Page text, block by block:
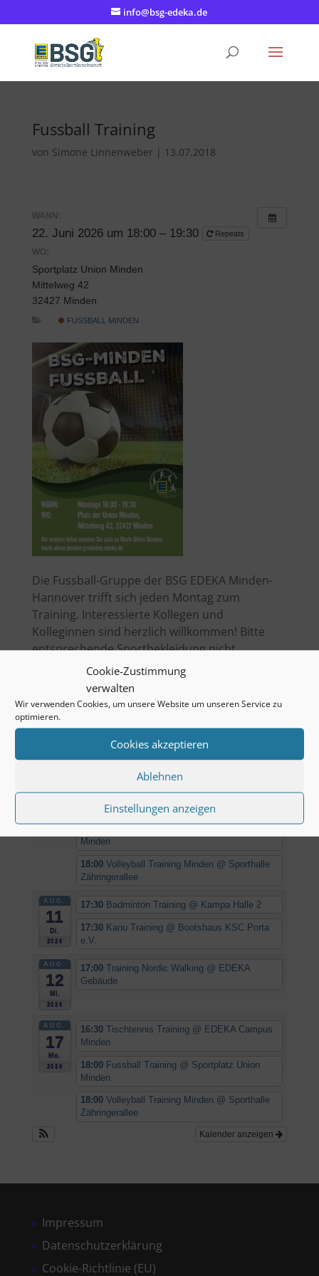
Cookie-Zustimmung
verwalten
Wir verwenden Cookies, um unsere Website um unseren Service zu
optimieren.
Cookies akzeptieren
Ablehnen
Einstellungen anzeigen
info@bsg-edeka.de
Fussball Training
von Simone Linnenweber | 13.07.2018
WANN:
22. Juni 2026 um 18:00 – 19:30 Repeats
WO:
Sportplatz Union Minden
Mittelweg 42
32427 Minden
FUSSBALL MINDEN
Die Fussball-Gruppe der BSG EDEKA Minden-
Hannover trifft sich jeden Montag zum
Training. Interessierte Kollegen und
Kolleginnen sind herzlich willkommen! Bitte
entsprechende Sportbekleidung nicht
vergessen.
Kommende Termine
2026
16:30Boule Training@ Kirche
Kuhlenkamp/Minderheide
16:30Tischtennis Training@ EDEKA Campus
Minden
Minden
18:00Volleyball Training Minden @ Sporthalle
Zähringerallee
AUG.
11
Di.
2026
17:30 Badminton Training @ Kampa Halle 2
17:30 Kanu Training @ Bootshaus KSC Porta
e.V.
AUG.
12
Mi.
2026
17:00Training Nordic Walking @ EDEKA
Gebäude
AUG.
17
Mo.
2026
16:30Tischtennis Training @ EDEKA Campus
Minden
18:00 Fussball Training @ Sportplatz Union
Minden
18:00Volleyball Training Minden @ Sporthalle
Zähringerallee
Kalender anzeigen
Impressum
Datenschutzerklärung
Cookie-Richtlinie (EU)